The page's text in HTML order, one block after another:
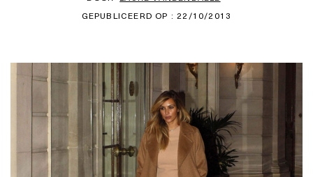
GEPUBLICEERD OP : 22/10/2013